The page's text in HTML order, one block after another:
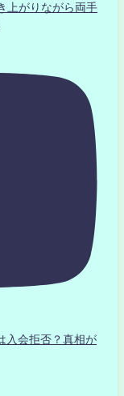
上がりながら両手
会拒否？真相が